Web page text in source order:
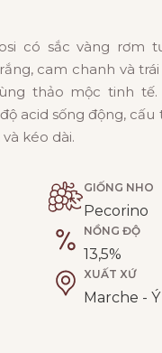
có sắc vàng rơm
cam chanh và
thảo mộc tinh tế.
acid sống động, cấu
kéo dài.
GIỐNG NHO
Pecorino
NỒNG ĐỘ
13,5%
XUẤT XỨ
Marche - Ý